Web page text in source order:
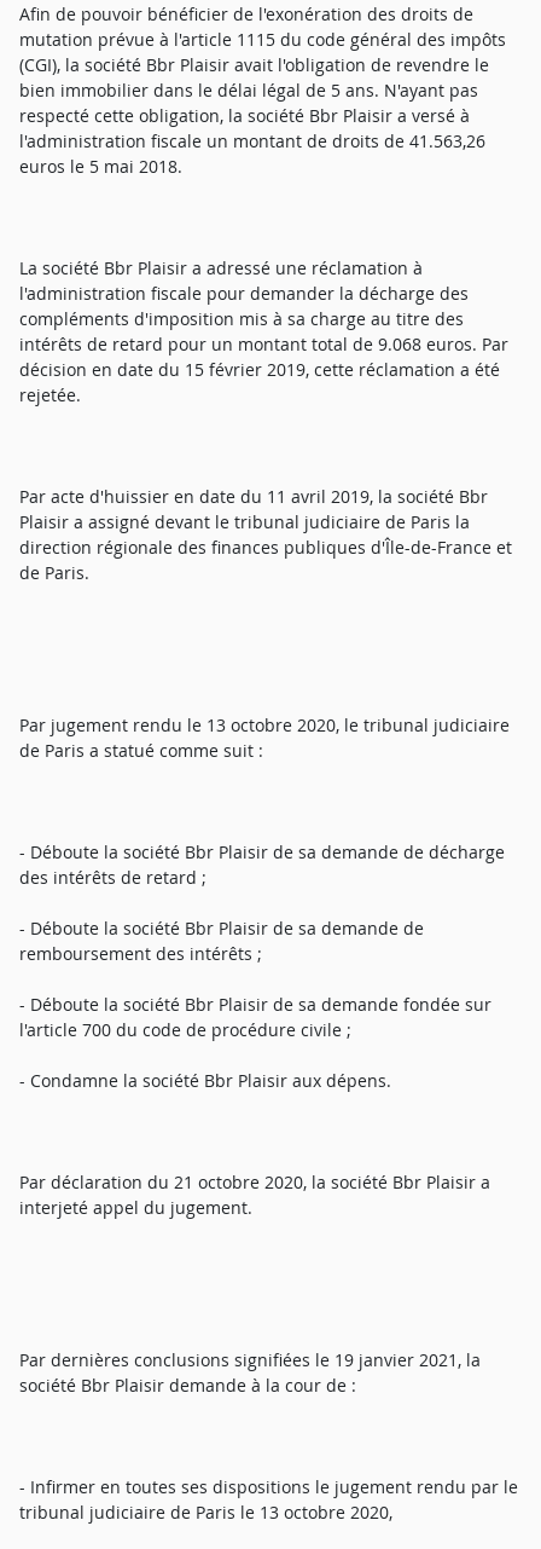
Afin de pouvoir bénéficier de l'exonération des droits de
mutation prévue à l'article 1115 du code général des impôts
(CGI), la société Bbr Plaisir avait l'obligation de revendre le
bien immobilier dans le délai légal de 5 ans. N'ayant pas
respecté cette obligation, la société Bbr Plaisir a versé à
l'administration fiscale un montant de droits de 41.563,26
euros le 5 mai 2018.
La société Bbr Plaisir a adressé une réclamation à
l'administration fiscale pour demander la décharge des
compléments d'imposition mis à sa charge au titre des
intérêts de retard pour un montant total de 9.068 euros. Par
décision en date du 15 février 2019, cette réclamation a été
rejetée.
Par acte d'huissier en date du 11 avril 2019, la société Bbr
Plaisir a assigné devant le tribunal judiciaire de Paris la
direction régionale des finances publiques d'Île-de-France et
de Paris.
Par jugement rendu le 13 octobre 2020, le tribunal judiciaire
de Paris a statué comme suit :
- Déboute la société Bbr Plaisir de sa demande de décharge
des intérêts de retard ;
- Déboute la société Bbr Plaisir de sa demande de
remboursement des intérêts ;
- Déboute la société Bbr Plaisir de sa demande fondée sur
l'article 700 du code de procédure civile ;
- Condamne la société Bbr Plaisir aux dépens.
Par déclaration du 21 octobre 2020, la société Bbr Plaisir a
interjeté appel du jugement.
Par dernières conclusions signifiées le 19 janvier 2021, la
société Bbr Plaisir demande à la cour de :
- Infirmer en toutes ses dispositions le jugement rendu par le
tribunal judiciaire de Paris le 13 octobre 2020,